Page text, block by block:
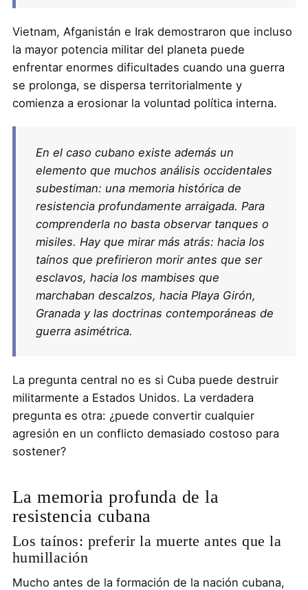
Vietnam, Afganistán e Irak demostraron que incluso
la mayor potencia militar del planeta puede
enfrentar enormes dificultades cuando una guerra
se prolonga, se dispersa territorialmente y
comienza a erosionar la voluntad política interna.
En el caso cubano existe además un
elemento que muchos análisis occidentales
subestiman: una memoria histórica de
resistencia profundamente arraigada. Para
comprenderla no basta observar tanques o
misiles. Hay que mirar más atrás: hacia los
taínos que prefirieron morir antes que ser
esclavos, hacia los mambises que
marchaban descalzos, hacia Playa Girón,
Granada y las doctrinas contemporáneas de
guerra asimétrica.
La pregunta central no es si Cuba puede destruir
militarmente a Estados Unidos. La verdadera
pregunta es otra: ¿puede convertir cualquier
agresión en un conflicto demasiado costoso para
sostener?
La memoria profunda de la
resistencia cubana
Los taínos: preferir la muerte antes que la
humillación
Mucho antes de la formación de la nación cubana,